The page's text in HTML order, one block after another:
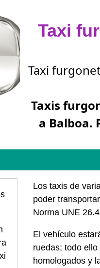
Taxi
Taxi
Taxis
a Balboa.
Los taxis de
poder
Norma UNE
El vehículo
ruedas; todo
homologados y